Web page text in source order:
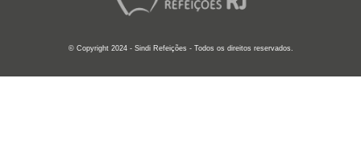
© Copyright 2024 - Sindi Refeições - Todos os direitos reservados.